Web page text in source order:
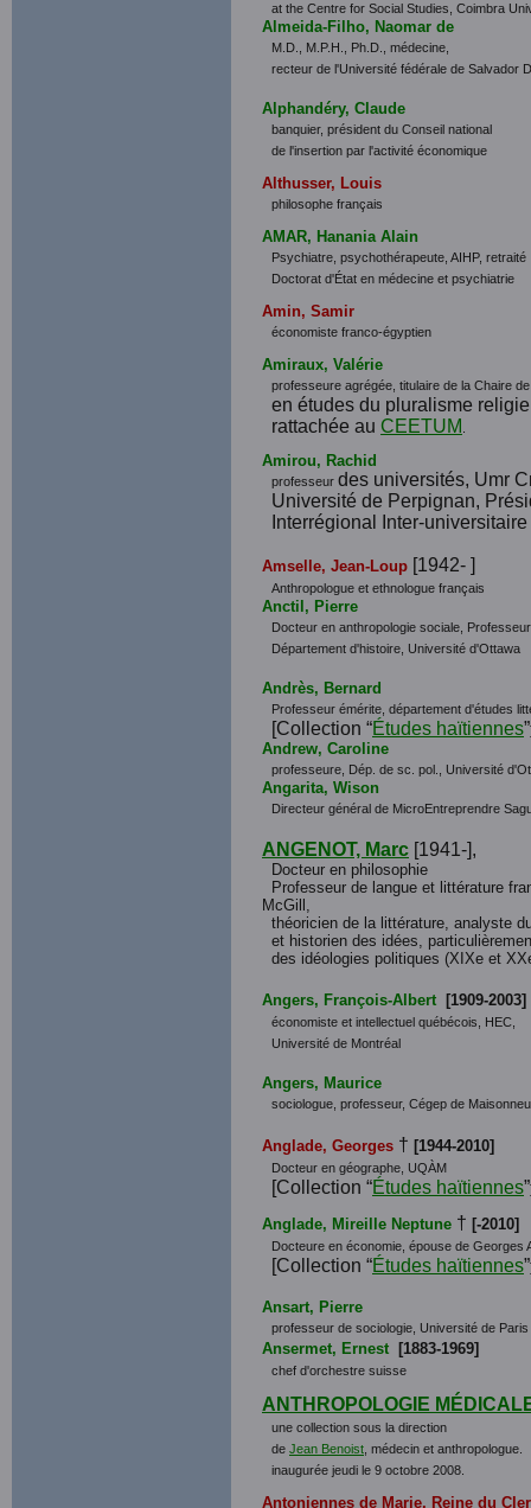
at the Centre for Social Studies, Coimbra
Almeida-Filho, Naomar de
M.D., M.P.H., Ph.D., médecine,
recteur de l'Université fédérale de Salvador
Alphandéry, Claude
banquier, président du Conseil national
de l'insertion par l'activité économique
Althusser, Louis
philosophe français
AMAR, Hanania Alain
Psychiatre, psychothérapeute, AIHP, retraité
Doctorat d'État en médecine et psychiatrie
Amin, Samir
économiste franco-égyptien
Amiraux, Valérie
professeure agrégée, titulaire de la Chaire
en études du pluralisme
rattachée au CEETUM
Amirou, Rachid
professeur des universités, Umr
Université de Perpignan,
Interrégional Inter-
Amselle, Jean-Loup [1942- ]
Anthropologue et ethnologue français
Anctil, Pierre
Docteur en anthropologie sociale,
Département d'histoire, Université d'Ottawa
Andrès, Bernard
Professeur émérite, département d'études
[Collection “Études haïtiennes”
Andrew, Caroline
professeure, Dép. de sc. pol., Université
Angarita, Wison
Directeur général de MicroEntreprendre
ANGENOT, Marc [1941-],
Docteur en philosophie
Professeur de langue et littérature
McGill,
théoricien de la littérature, analyste
et historien des idées,
des idéologies politiques (XIXe et
Angers, François-Albert [1909-2003]
économiste et intellectuel québécois, HEC,
Université de Montréal
Angers, Maurice
sociologue, professeur, Cégep de
Anglade, Georges † [1944-2010]
Docteur en géographe, UQÀM
[Collection “Études haïtiennes”
Anglade, Mireille Neptune † [-2010]
Docteure en économie, épouse de Georges
[Collection “Études haïtiennes”
Ansart, Pierre
professeur de sociologie, Université de Paris
Ansermet, Ernest [1883-1969]
chef d'orchestre suisse
ANTHROPOLOGIE
une collection sous la direction
de Jean Benoist , médecin et anthropologue.
inaugurée jeudi le 9 octobre 2008.
Antoniennes de Marie, Reine du